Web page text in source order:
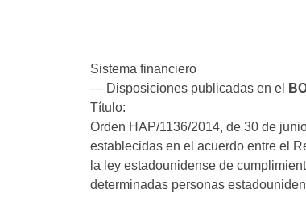
Sistema financiero
— Disposiciones publicadas en el
Título:
Orden HAP/1136/2014, de 30 de
establecidas en el acuerdo entre el
la ley estadounidense de
determinadas personas